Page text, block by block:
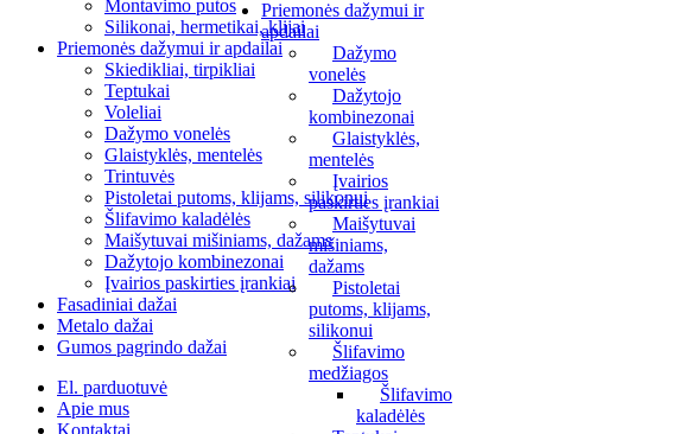
Priemonės dažymui ir
apdailai
Dažymo
vonelės
Dažytojo
kombinezonai
Glaistyklės,
mentelės
Įvairios
paskirties įrankiai
Maišytuvai
mišiniams,
dažams
Pistoletai
putoms, klijams,
silikonui
Šlifavimo
medžiagos
Šlifavimo
kaladėlės
Montavimo putos
Silikonai, hermetikai, klijai
Priemonės dažymui ir apdailai
Skiedikliai, tirpikliai
Teptukai
Voleliai
Dažymo vonelės
Glaistyklės, mentelės
Trintuvės
Pistoletai putoms, klijams, silikonui
Šlifavimo kaladėlės
Maišytuvai mišiniams, dažams
Dažytojo kombinezonai
Įvairios paskirties įrankiai
Fasadiniai dažai
Metalo dažai
Gumos pagrindo dažai
El. parduotuvė
Apie mus